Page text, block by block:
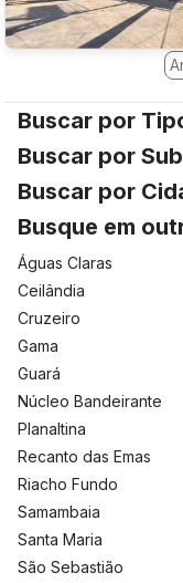
Buscar por
Buscar por
Buscar por
Busque em
Águas Claras
Ceilândia
Cruzeiro
Gama
Guará
Núcleo Bandeirante
Planaltina
Recanto das Emas
Riacho Fundo
Samambaia
Santa Maria
São Sebastião